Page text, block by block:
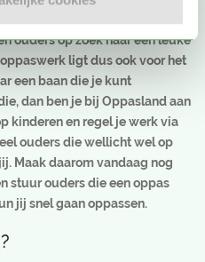
oppasbaantje
ouders op zoek naar een leuke
ligt dus ook voor het
een baan die je kunt
dan ben je bij Oppasland aan
kinderen en regel je werk via
ouders die wellicht wel op
Maak daarom vandaag nog
stuur ouders die een oppas
jij snel gaan oppassen.